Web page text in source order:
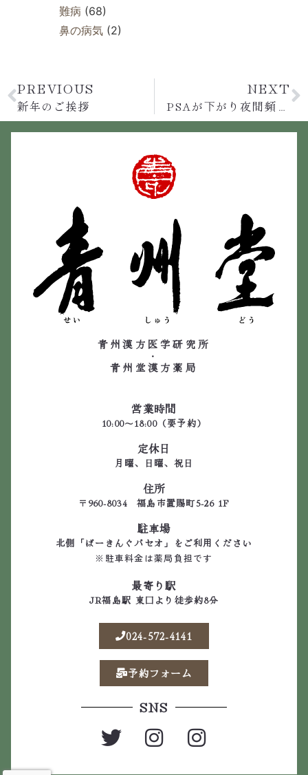
難病 (68)
鼻の病気 (2)
PREVIOUS
新年のご挨拶
NEXT
PSAが下がり夜間頻尿改善の80代男性と記念写真
青州漢方医学研究所
・
青州堂漢方薬局
営業時間
10:00～18:00（要予約）
定休日
月曜、日曜、祝日
住所
〒960-8034 福島市置賜町5-26 1F
駐車場
北側「ぱーきんぐパセオ」をご利用ください
※駐車料金は薬局負担です
最寄り駅
JR福島駅 東口より徒歩約8分
024-572-4141
予約フォーム
SNS